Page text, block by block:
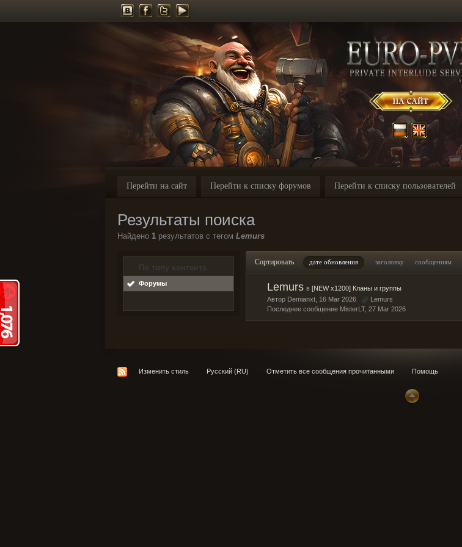
Перейти на сайт Перейти к списку форумов Перейти к списку пользователей
Результаты поиска
Найдено 1 результатов с тегом Lemurs
По типу контента
Форумы
Сортировать дате обновления заголовку сообщениям
Lemurs в [NEW x1200] Кланы и группы
Автор Demianxt , 16 Mar 2026
Lemurs
Последнее сообщение MisterLT, 27 Mar 2026
Изменить стиль Русский (RU) Отметить все сообщения прочитанными Помощь